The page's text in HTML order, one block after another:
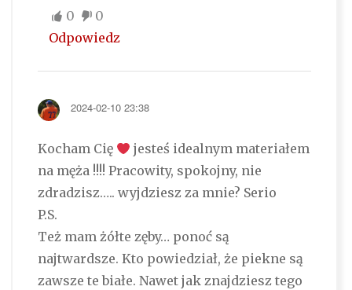
0
0
Odpowiedz
2024-02-10 23:38
Kocham Cię
jesteś idealnym materiałem
na męża !!!! Pracowity, spokojny, nie
zdradzisz….. wyjdziesz za mnie? Serio
P.S.
Też mam żółte zęby… ponoć są
najtwardsze. Kto powiedział, że piekne są
zawsze te białe. Nawet jak znajdziesz tego